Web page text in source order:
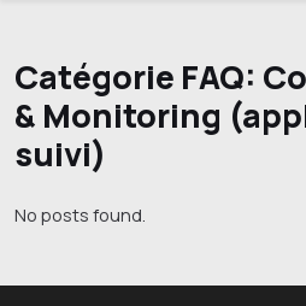
Catégorie FAQ:
& Monitoring
suivi)
No posts found.